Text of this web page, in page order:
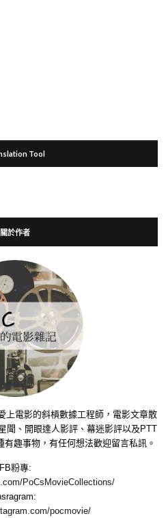
Tool
關於作者
上電影的斜槓數據工程師，電影文章散
聞、開眼達人影評、幕迷影評以及PTT
趣事物，有任何想法歡迎留言私訊。
FB粉專:
PoCsMovieCollections/
pocmovie/